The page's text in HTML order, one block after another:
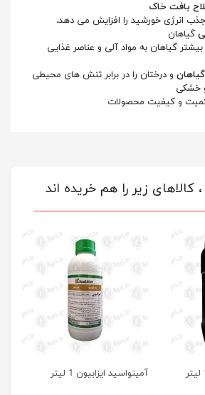
بافت خاک
انرژی خورشید را افزایش می دهد.
گیاهان
گیاهان به مواد آلی و عناصر غذایی
و درختان را در برابر تنش های محیطی
خشکی
کمیت و کیفیت محصولات
، کالاهای زیر را هم خریده اند
آمینواسید ایزابیون 1 لیتر